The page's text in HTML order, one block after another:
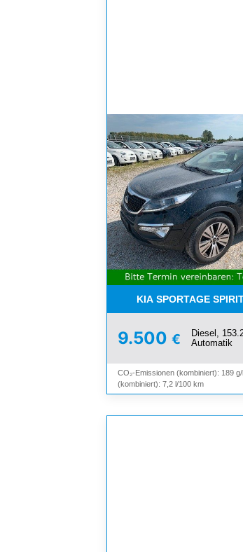
KIA SPORTAGE
9.500 €
Diesel,
Automatik
CO₂-Emissionen (kombiniert): 189
(kombiniert): 7,2 l/100 km